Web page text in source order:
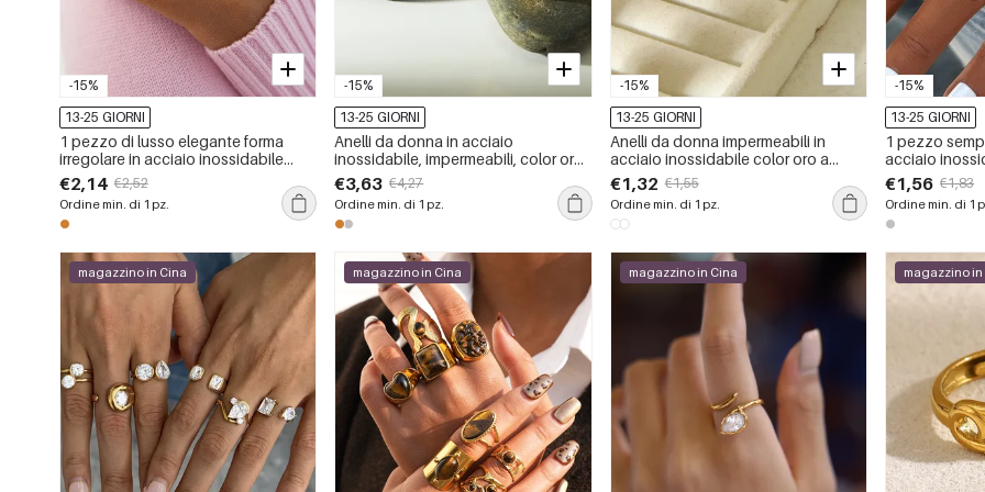
-15%
13-25 GIORNI
1 pezzo di lusso elegante forma
irregolare in acciaio inossidabile
impermeabile color oro anelli
dichiarazione
€2,14 €2,52
Ordine min. di 1 pz.
-15%
13-25 GIORNI
Anelli da donna in acciaio
inossidabile, impermeabili, color oro,
con perle naturali e forma irregolare e
pietre preziose.
€3,63 €4,27
Ordine min. di 1 pz.
-15%
13-25 GIORNI
Anelli da donna impermeabili in
acciaio inossidabile color oro a
forma di fiore, leggeri e di lusso
€1,32 €1,55
Ordine min. di 1 pz.
-15%
13-25 GIORNI
1 pezzo
acciaio
color oro
€1,56 €1,83
Ordine min. di 1
magazzino in Cina magazzino in Cina magazzino in Cina magazzino in